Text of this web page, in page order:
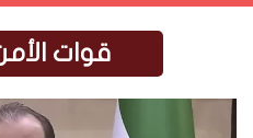
قوات